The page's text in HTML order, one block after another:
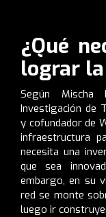
¿Qué
lograr la
Según Mischa
Investigación de
y cofundador de
infraestructura
necesita una
que sea
embargo, en su
red se monte
luego ir